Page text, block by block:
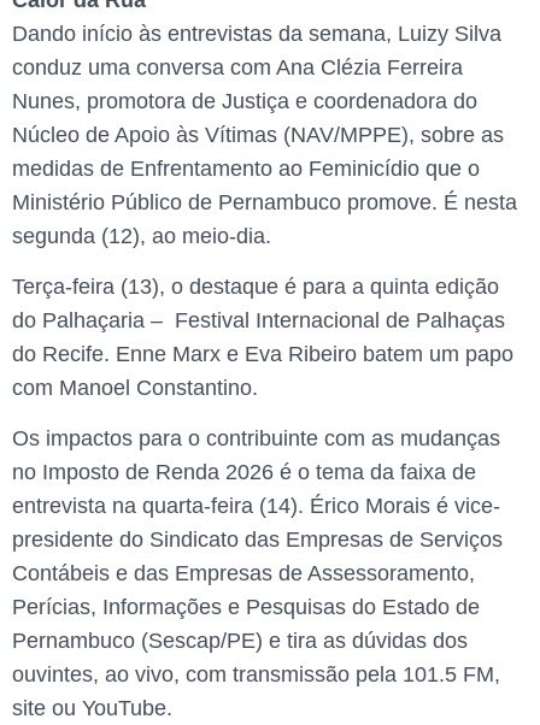
Dando início às entrevistas da semana, Luizy Silva
conduz uma conversa com Ana Clézia Ferreira
Nunes, promotora de Justiça e coordenadora do
Núcleo de Apoio às Vítimas (NAV/MPPE), sobre as
medidas de Enfrentamento ao Feminicídio que o
Ministério Público de Pernambuco promove. É nesta
segunda (12), ao meio-dia.
Terça-feira (13), o destaque é para a quinta edição
do Palhaçaria – Festival Internacional de Palhaças
do Recife. Enne Marx e Eva Ribeiro batem um papo
com Manoel Constantino.
Os impactos para o contribuinte com as mudanças
no Imposto de Renda 2026 é o tema da faixa de
entrevista na quarta-feira (14). Érico Morais é vice-
presidente do Sindicato das Empresas de Serviços
Contábeis e das Empresas de Assessoramento,
Perícias, Informações e Pesquisas do Estado de
Pernambuco (Sescap/PE) e tira as dúvidas dos
ouvintes, ao vivo, com transmissão pela 101.5 FM,
site ou YouTube.